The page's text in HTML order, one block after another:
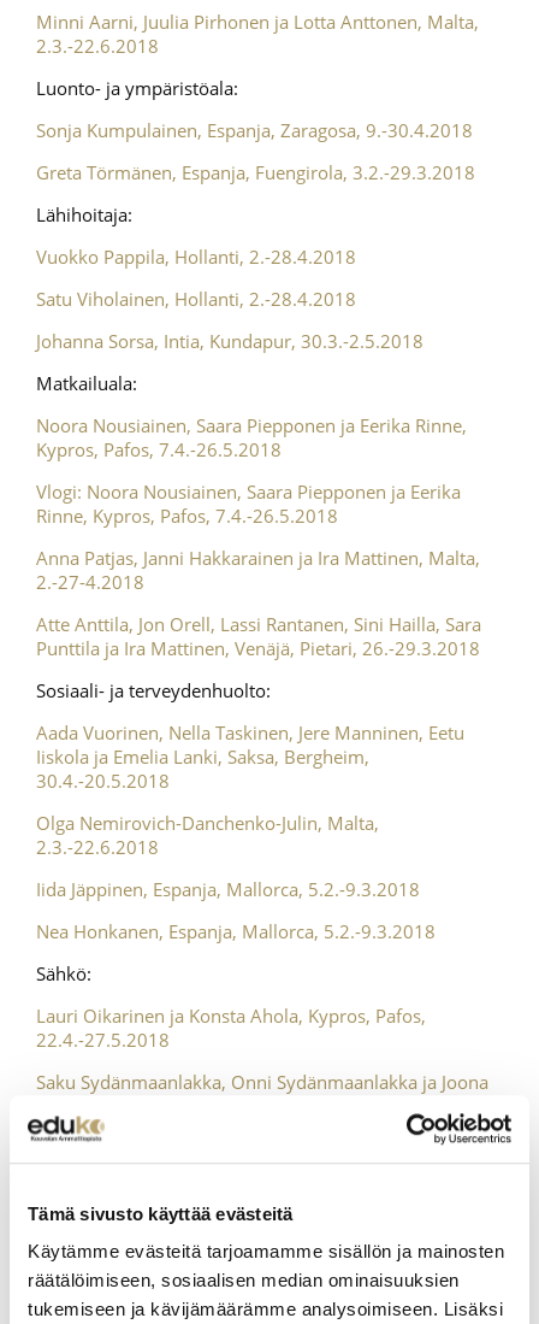
Tämä sivusto käyttää evästeitä
Käytämme evästeitä tarjoamamme sisällön ja mainosten
räätälöimiseen, sosiaalisen median ominaisuuksien
tukemiseen ja kävijämäärämme analysoimiseen. Lisäksi
Minni Aarni, Juulia Pirhonen ja Lotta Anttonen, Malta,
2.3.-22.6.2018
Luonto- ja ympäristöala:
Sonja Kumpulainen, Espanja, Zaragosa, 9.-30.4.2018
Greta Törmänen, Espanja, Fuengirola, 3.2.-29.3.2018
Lähihoitaja:
Vuokko Pappila, Hollanti, 2.-28.4.2018
Satu Viholainen, Hollanti, 2.-28.4.2018
Johanna Sorsa, Intia, Kundapur, 30.3.-2.5.2018
Matkailuala:
Noora Nousiainen, Saara Piepponen ja Eerika Rinne,
Kypros, Pafos, 7.4.-26.5.2018
Vlogi: Noora Nousiainen, Saara Piepponen ja Eerika
Rinne, Kypros, Pafos, 7.4.-26.5.2018
Anna Patjas, Janni Hakkarainen ja Ira Mattinen, Malta,
2.-27-4.2018
Atte Anttila, Jon Orell, Lassi Rantanen, Sini Hailla, Sara
Punttila ja Ira Mattinen, Venäjä, Pietari, 26.-29.3.2018
Sosiaali- ja terveydenhuolto:
Aada Vuorinen, Nella Taskinen, Jere Manninen, Eetu
Iiskola ja Emelia Lanki, Saksa, Bergheim,
30.4.-20.5.2018
Olga Nemirovich-Danchenko-Julin, Malta,
2.3.-22.6.2018
Iida Jäppinen, Espanja, Mallorca, 5.2.-9.3.2018
Nea Honkanen, Espanja, Mallorca, 5.2.-9.3.2018
Sähkö:
Lauri Oikarinen ja Konsta Ahola, Kypros, Pafos,
22.4.-27.5.2018
Saku Sydänmaanlakka, Onni Sydänmaanlakka ja Joona
Samu Alén, Aatu Airos, Tuomo Nokkanen ja Roope
Miko Mikkonen ja Tomi Rajamäki, Saksa, Köln,
26.3.-22.4.2018
Henkilökunta: